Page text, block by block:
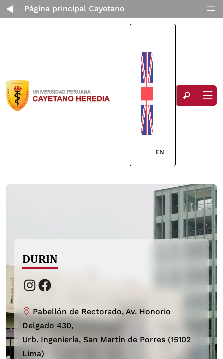
Página principal Cayetano
EN
DURIN
Instagram
Facebook
Pabellón de Rectorado, Av. Honorio
Delgado 430,
Urb. Ingeniería, San Martín de Porres (15102
Lima)